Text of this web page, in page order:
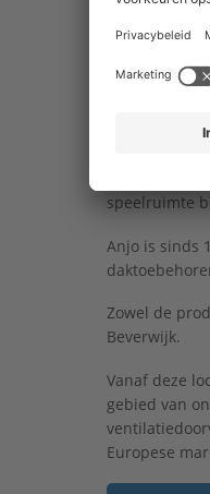
De kap gaat
bestendig PP.
Starre
De 140 mm
speelruimte
Anjo is sinds
Zowel de
Beverwijk.
Vanaf deze
gebied van
Europese